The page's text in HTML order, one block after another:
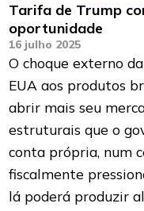
Tarifa de Trump
oportunidade
16 julho 2025
O choque externo
EUA aos produtos
abrir mais seu
estruturais que o
conta própria, num
fiscalmente
lá poderá produzir